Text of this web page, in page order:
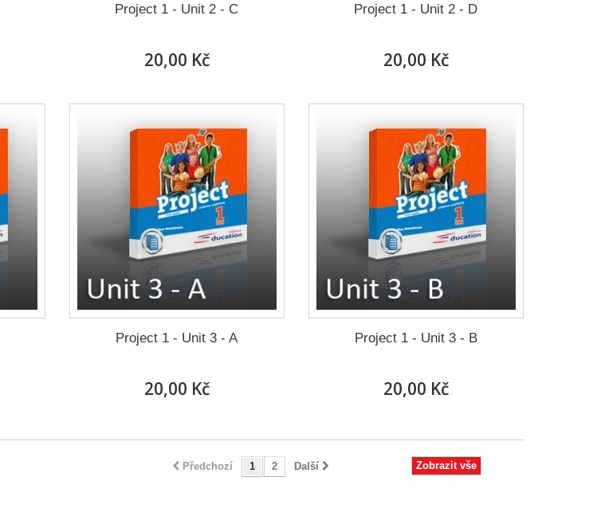
Project 1 - Unit 2 - C
20,00 Kč
Project 1 - Unit 2 - D
20,00 Kč
Project 1 - Unit 3 - A
20,00 Kč
Project 1 - Unit 3 - B
20,00 Kč
Zobrazit vše
Předchozí 1 2 Další